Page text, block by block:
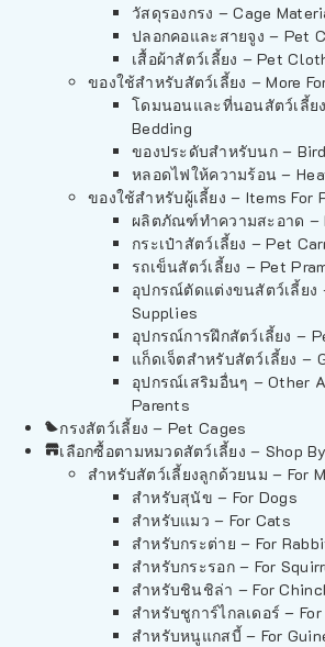
วัสดุรองกรง – Cage
ปลอกคอและสายจูง – Pet
เสื้อผ้าสัตว์เลี้ยง – Pet
ของใช้สำหรับสัตว์เลี้ยง – More
โดมนอนและที่นอนสัตว์เลี้ย
Bedding
ของประดับสำหรับนก –
หลอดไฟให้ความร้อน –
ของใช้สำหรับผู้เลี้ยง – Items For
ผลิตภัณฑ์ทำความสะอาด –
กระเป๋าสัตว์เลี้ยง – Pet
รถเข็นสัตว์เลี้ยง – Pet
อุปกรณ์ตัดแต่งขนสัตว์เลี้ยง
Supplies
อุปกรณ์การฝึกสัตว์เลี้ยง –
แก็ดเจ็ตสำหรับสัตว์เลี้ยง –
อุปกรณ์เสริมอื่นๆ – Other
Parents
กรงสัตว์เลี้ยง – Pet Cages
เลือกซื้อตามหมวดสัตว์เลี้ยง – Shop
สำหรับสัตว์เลี้ยงลูกด้วยนม – For
สำหรับสุนัข – For Dogs
สำหรับแมว – For Cats
สำหรับกระต่าย – For
สำหรับกระรอก – For
สำหรับชินชิล่า – For
สำหรับชูการ์ไกลเดอร์ –
สำหรับหนูแกสบี้ – For